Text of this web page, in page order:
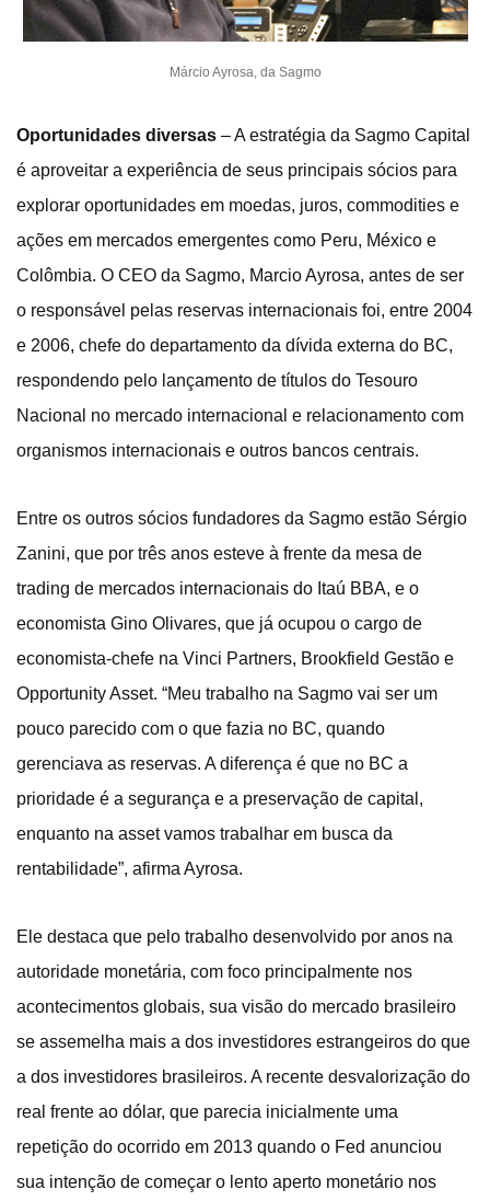
Márcio Ayrosa, da Sagmo
Oportunidades diversas – A estratégia da Sagmo Capital
é aproveitar a experiência de seus principais sócios para
explorar oportunidades em moedas, juros, commodities e
ações em mercados emergentes como Peru, México e
Colômbia. O CEO da Sagmo, Marcio Ayrosa, antes de ser
o responsável pelas reservas internacionais foi, entre 2004
e 2006, chefe do departamento da dívida externa do BC,
respondendo pelo lançamento de títulos do Tesouro
Nacional no mercado internacional e relacionamento com
organismos internacionais e outros bancos centrais.
Entre os outros sócios fundadores da Sagmo estão Sérgio
Zanini, que por três anos esteve à frente da mesa de
trading de mercados internacionais do Itaú BBA, e o
economista Gino Olivares, que já ocupou o cargo de
economista-chefe na Vinci Partners, Brookfield Gestão e
Opportunity Asset. “Meu trabalho na Sagmo vai ser um
pouco parecido com o que fazia no BC, quando
gerenciava as reservas. A diferença é que no BC a
prioridade é a segurança e a preservação de capital,
enquanto na asset vamos trabalhar em busca da
rentabilidade”, afirma Ayrosa.
Ele destaca que pelo trabalho desenvolvido por anos na
autoridade monetária, com foco principalmente nos
acontecimentos globais, sua visão do mercado brasileiro
se assemelha mais a dos investidores estrangeiros do que
a dos investidores brasileiros. A recente desvalorização do
real frente ao dólar, que parecia inicialmente uma
repetição do ocorrido em 2013 quando o Fed anunciou
sua intenção de começar o lento aperto monetário nos